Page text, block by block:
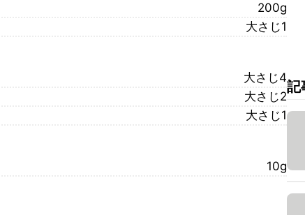
200g
大さじ1
大さじ4
大さじ2
大さじ1
10g
記